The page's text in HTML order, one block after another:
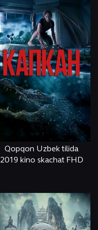
Qopqon Uzbek tilida
2019 kino skachat FHD